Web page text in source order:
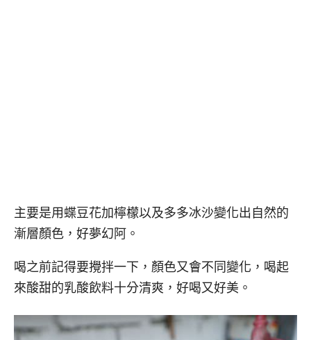
主要是用蝶豆花加檸檬以及多多冰沙變化出自然的
漸層顏色，好夢幻阿。
喝之前記得要攪拌一下，顏色又會不同變化，喝起
來酸甜的乳酸飲料十分清爽，好喝又好美。